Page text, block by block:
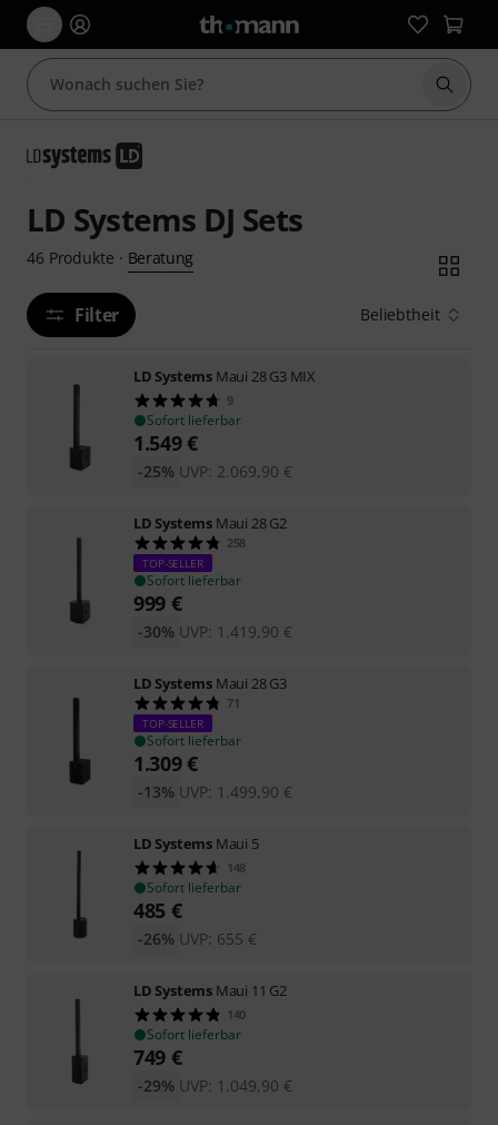
Suche
LD Systems DJ Sets
46 Produkte · Beratung
Filter Beliebtheit
LD Systems Maui 28 G3 MIX
9
Sofort lieferbar
1.549€
UVP: 2.069,90 €
-25%
LD Systems Maui 28 G2
258
TOP-SELLER
Sofort lieferbar
999 €
UVP: 1.419,90 €
-30%
LD Systems Maui 28 G3
71
TOP-SELLER
Sofort lieferbar
1.309€
UVP: 1.499,90 €
-13%
LD Systems Maui 5
148
Sofort lieferbar
485 €
UVP: 655 €
-26%
LD Systems Maui 11 G2
140
Sofort lieferbar
749 €
UVP: 1.049,90 €
-29%